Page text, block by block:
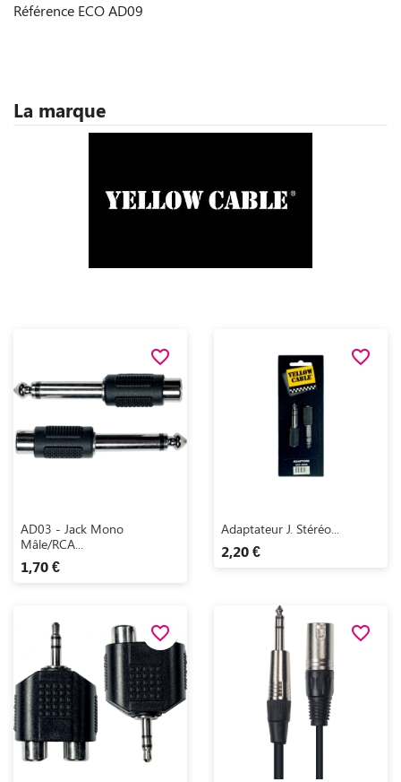
Référence ECO AD09
La marque
 Aperçu rapide
AD03 - Jack Mono
Mâle/RCA...
1,70 €
favorite_border
 Aperçu rapide
Adaptateur J. Stéréo...
2,20 €
favorite_border
favorite_border favorite_border